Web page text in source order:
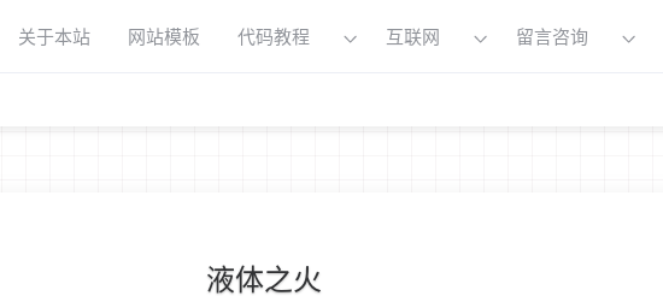
关于本站 网站模板 代码教程 互联网 留言咨询
液体之火